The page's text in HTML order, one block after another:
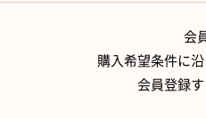
会
購入希望条件に
会員登録